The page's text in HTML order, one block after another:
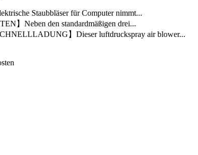
Staubbläser für Computer nimmt...
】Neben den standardmäßigen drei...
】Dieser luftdruckspray air blower...